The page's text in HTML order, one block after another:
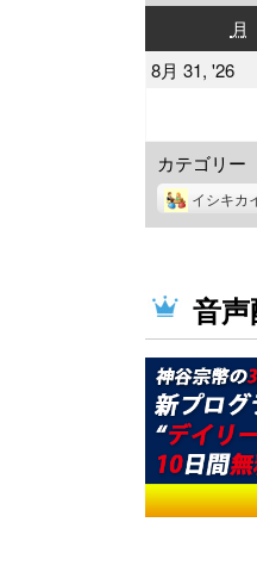
月
8月 31, '26
8
月
31
日
カテゴリー
イシキカ
音